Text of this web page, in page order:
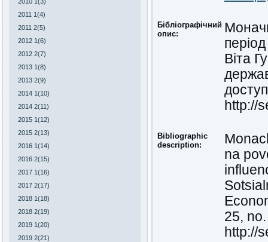
2011 1(4)
2011 2(5)
2012 1(6)
2012 2(7)
2013 1(8)
2013 2(9)
2014 1(10)
2014 2(11)
2015 1(12)
2015 2(13)
2016 1(14)
2016 2(15)
2017 1(16)
2017 2(17)
2018 1(18)
2018 2(19)
2019 1(20)
2019 2(21)
Бібліографічний
опис:
Віта
http://
Bibliographic
description:
na
25,
http://